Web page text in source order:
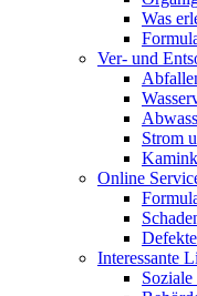
Was
Ver- und
Strom
Online
Interessante